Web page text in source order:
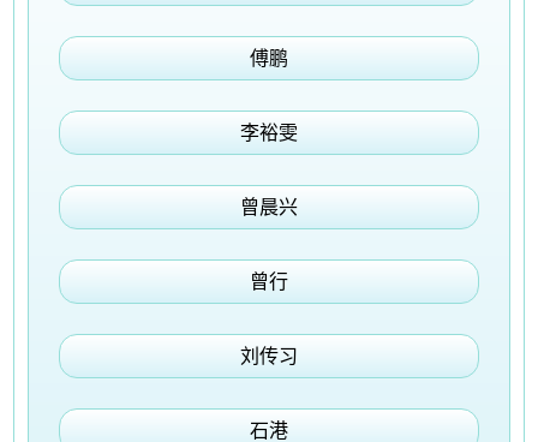
傅鹏
李裕雯
曾晨兴
曾行
刘传习
石港